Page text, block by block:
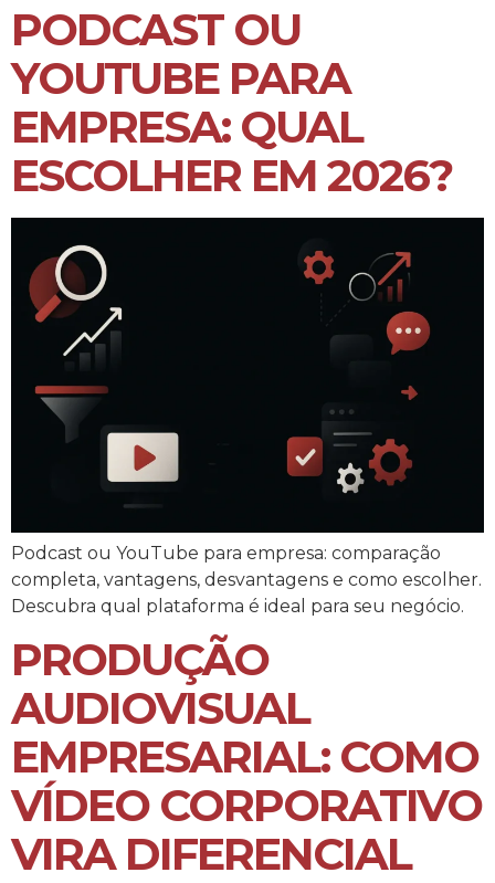
PODCAST OU
YOUTUBE PARA
EMPRESA: QUAL
ESCOLHER EM 2026?
Podcast ou YouTube para empresa: comparação
completa, vantagens, desvantagens e como escolher.
Descubra qual plataforma é ideal para seu negócio.
PRODUÇÃO
AUDIOVISUAL
EMPRESARIAL: COMO
VÍDEO CORPORATIVO
VIRA DIFERENCIAL